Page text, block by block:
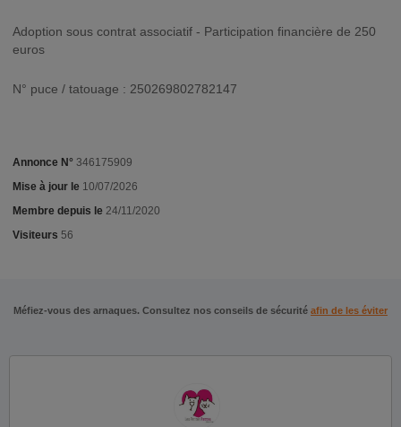
Adoption sous contrat associatif - Participation financière de 250
euros
N° puce / tatouage : 250269802782147
Annonce N° 346175909
Mise à jour le 10/07/2026
Membre depuis le 24/11/2020
Visiteurs 56
Méfiez-vous des arnaques. Consultez nos conseils de sécurité afin de les éviter